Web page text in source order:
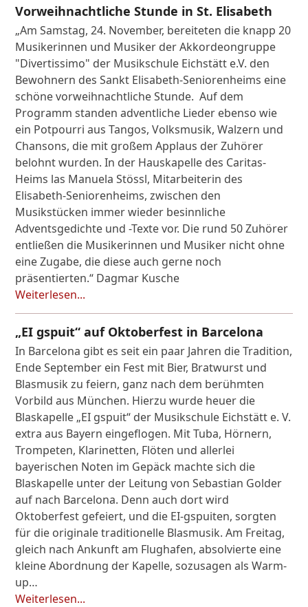
Vorweihnachtliche Stunde in St. Elisabeth
„Am Samstag, 24. November, bereiteten die knapp 20
Musikerinnen und Musiker der Akkordeongruppe
"Divertissimo" der Musikschule Eichstätt e.V. den
Bewohnern des Sankt Elisabeth-Seniorenheims eine
schöne vorweihnachtliche Stunde. Auf dem
Programm standen adventliche Lieder ebenso wie
ein Potpourri aus Tangos, Volksmusik, Walzern und
Chansons, die mit großem Applaus der Zuhörer
belohnt wurden. In der Hauskapelle des Caritas-
Heims las Manuela Stössl, Mitarbeiterin des
Elisabeth-Seniorenheims, zwischen den
Musikstücken immer wieder besinnliche
Adventsgedichte und -Texte vor. Die rund 50 Zuhörer
entließen die Musikerinnen und Musiker nicht ohne
eine Zugabe, die diese auch gerne noch
präsentierten.“ Dagmar Kusche
Weiterlesen...
„EI gspuit“ auf Oktoberfest in Barcelona
In Barcelona gibt es seit ein paar Jahren die Tradition,
Ende September ein Fest mit Bier, Bratwurst und
Blasmusik zu feiern, ganz nach dem berühmten
Vorbild aus München. Hierzu wurde heuer die
Blaskapelle „EI gspuit“ der Musikschule Eichstätt e. V.
extra aus Bayern eingeflogen. Mit Tuba, Hörnern,
Trompeten, Klarinetten, Flöten und allerlei
bayerischen Noten im Gepäck machte sich die
Blaskapelle unter der Leitung von Sebastian Golder
auf nach Barcelona. Denn auch dort wird
Oktoberfest gefeiert, und die EI-gspuiten, sorgten
für die originale traditionelle Blasmusik. Am Freitag,
gleich nach Ankunft am Flughafen, absolvierte eine
kleine Abordnung der Kapelle, sozusagen als Warm-
up…
Weiterlesen...